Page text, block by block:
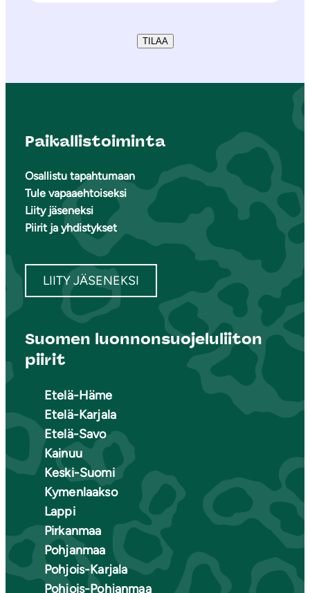
TILAA
Paikallistoiminta
Osallistu tapahtumaan
Tule vapaaehtoiseksi
Liity jäseneksi
Piirit ja yhdistykset
LIITY JÄSENEKSI
Suomen luonnonsuojeluliiton
piirit
Etelä-Häme
Etelä-Karjala
Etelä-Savo
Kainuu
Keski-Suomi
Kymenlaakso
Lappi
Pirkanmaa
Pohjanmaa
Pohjois-Karjala
Pohjois-Pohjanmaa